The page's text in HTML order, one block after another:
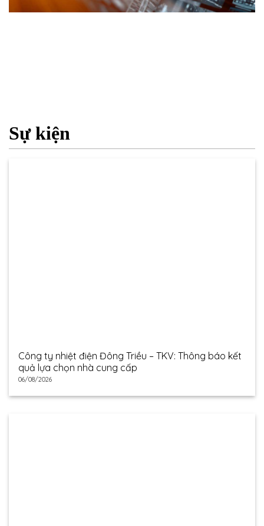
Sự kiện
Công ty nhiệt điện Đông Triều – TKV: Thông báo kết
quả lựa chọn nhà cung cấp
06/08/2026